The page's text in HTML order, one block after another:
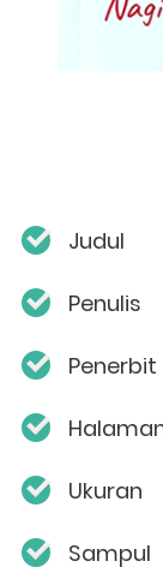
Judul
Penulis
Penerbit
Halaman
Ukuran
Sampul